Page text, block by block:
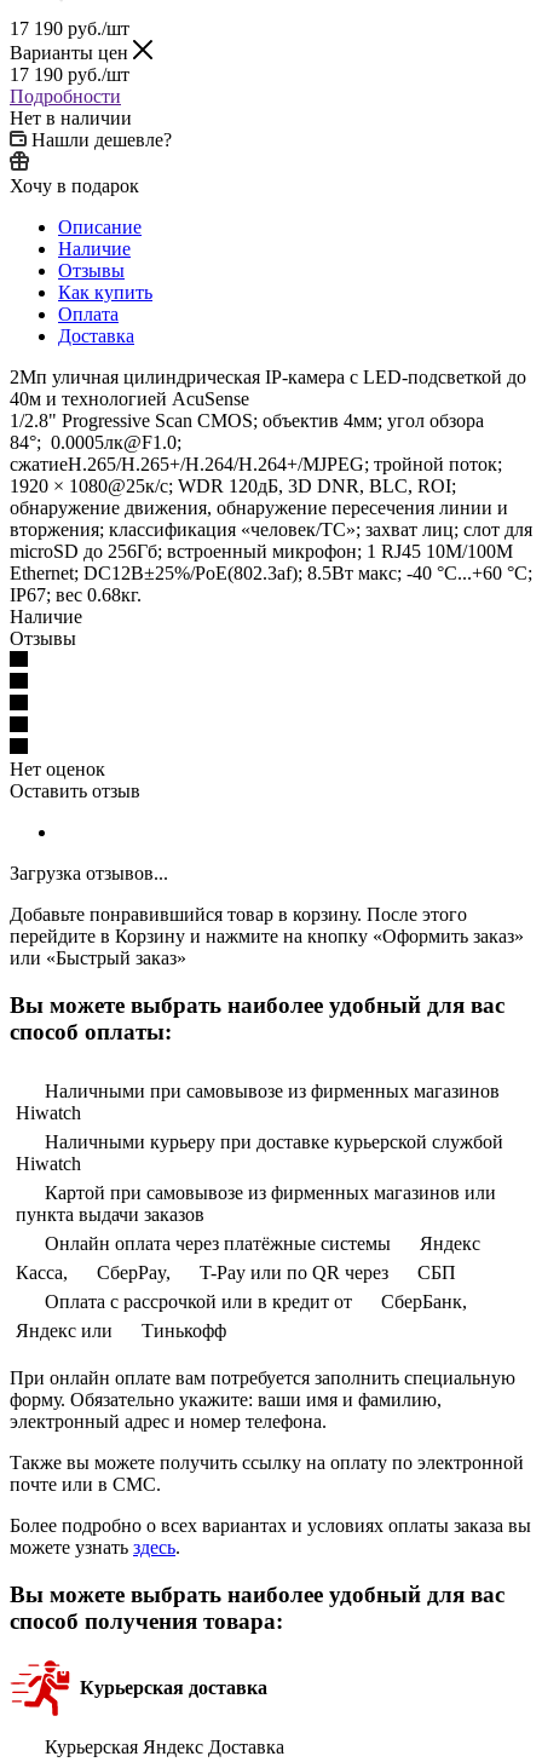
17 190 руб./шт
Варианты цен
17 190 руб./шт
Подробности
Нет в наличии
Нашли дешевле?
Хочу в подарок
Описание
Наличие
Отзывы
Как купить
Оплата
Доставка
2Мп уличная цилиндрическая IP-камера с LED-подсветкой до
40м и технологией AcuSense
1/2.8" Progressive Scan CMOS; объектив 4мм; угол обзора
84°; 0.0005лк@F1.0;
сжатиеH.265/H.265+/H.264/H.264+/MJPEG; тройной поток;
1920 × 1080@25к/с; WDR 120дБ, 3D DNR, BLC, ROI;
обнаружение движения, обнаружение пересечения линии и
вторжения; классификация «человек/ТС»; захват лиц; слот для
microSD до 256Гб; встроенный микрофон; 1 RJ45 10M/100M
Ethernet; DC12В±25%/PoE(802.3af); 8.5Вт макс; -40 °C...+60 °C;
IP67; вес 0.68кг.
Наличие
Отзывы
Нет оценок
Оставить отзыв
Загрузка отзывов...
Добавьте понравившийся товар в корзину. После этого
перейдите в Корзину и нажмите на кнопку «Оформить заказ»
или «Быстрый заказ»
Вы можете выбрать наиболее удобный для вас
способ оплаты:
Наличными при самовывозе из фирменных магазинов
Hiwatch
Наличными курьеру при доставке курьерской службой
Hiwatch
Картой при самовывозе из фирменных магазинов или
пункта выдачи заказов
Онлайн оплата через платёжные системы
Яндекс
Касса,
СберPay, T-Pay или по QR через
СБП
Оплата с рассрочкой или в кредит от
СберБанк,
Яндекс или
Тинькофф
При онлайн оплате вам потребуется заполнить специальную
форму. Обязательно укажите: ваши имя и фамилию,
электронный адрес и номер телефона.
Также вы можете получить ссылку на оплату по электронной
почте или в СМС.
Более подробно о всех вариантах и условиях оплаты заказа вы
можете узнать здесь.
Вы можете выбрать наиболее удобный для вас
способ получения товара:
Курьерская доставка
Курьерская Яндекс Доставка